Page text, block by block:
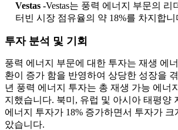
Vestas -Vestas는 풍력 에너지 부문의 리
터빈 시장 점유율의 약 18%를 차지합니
투자 분석 및 기회
풍력 에너지 부문에 대한 투자는 재생 에
환이 증가 함을 반영하여 상당한 성장을
년 풍력 에너지 투자는 총 재생 가능 에너
지했습니다. 북미, 유럽 및 아시아 태평양
에너지 투자가 18% 증가하면서 투자가 크
았습니다.